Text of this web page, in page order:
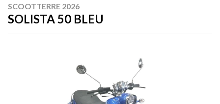
SCOOTTERRE 2026
SOLISTA 50 BLEU